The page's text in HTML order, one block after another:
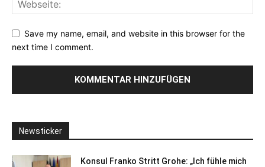
Save my name, email, and website in this browser for the
next time I comment.
Newsticker
Konsul Franko Stritt Grohe: „Ich fühle mich